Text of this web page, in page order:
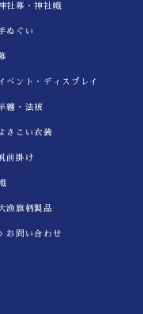
に送るためにユニフォ
いさに、我々現3年も
社幕・神社幟
ぬぐい
べント・ディスプレイ
纏・法被
よさこい衣装
前掛け
漁旗柄製品
お問い合わせ